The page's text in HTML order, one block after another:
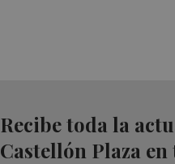
Recibe toda la
Castellón Plaza